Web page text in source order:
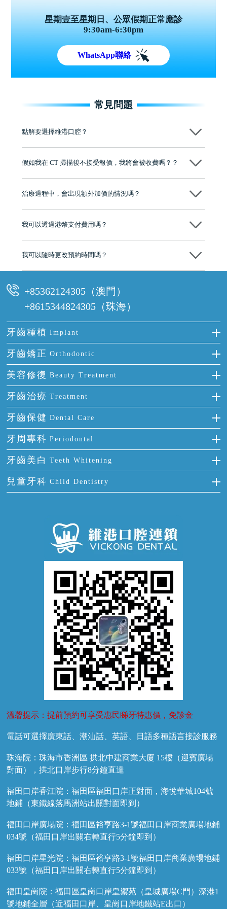
星期壹至星期日、公眾假期正常應診
9:30am-6:30pm
WhatsApp聯絡
常見問題
點解要選擇維港口腔？
維港口腔踐行「醫道濟世」的大學校訓，各分院匯聚來自香港、內地的
牌」、「2025香港企業領袖品牌」，是諾貝爾種植系統全球放心植牙中
至今已服務超過三十個國家和地區的顧客，受到粵港澳大灣區及周邊城
市市民極高的口碑評價及信任推薦 珠海、深圳設有八大分院，香港亦設
有咨詢及服務保障中心，有任何問題都可以隨時預約免費咨詢，讓人十
假如我在 CT 掃描後不接受報價，我將會被收費嗎？？
治療過程中，會出現額外加價的情況嗎？
我可以透過港幣支付費用嗎？
我可以隨時更改預約時間嗎？
可以，請盡早通過wechat或whatsapp聯絡我們，告知我們你原本預約的
+85362124305（澳門）
+8615344824305（珠海）
牙齒種植 Implant
種牙
單顆牙缺失
門牙缺失
多顆牙缺失
半口缺失
全口缺失
牙齒矯正 Orthodontic
隱形箍牙
前牙反頜
牙齒擁擠
牙齒前突
牙齒稀疏
美容修復 Beauty Treatment
全瓷牙
烤瓷牙
氟斑牙
四環素牙
活動假牙
牙貼面
牙齒治療 Treatment
補牙
智齒
根管治療
拔牙
牙痛
牙齒保健 Dental Care
正確刷牙
全國愛牙日
預防牙病
牙科通識
牙周專科 Periodontal
牙周炎
牙齦出血
牙齦炎
牙齦萎縮
牙齒美白 Teeth Whitening
冷光美白
兒童牙科 Child Dentistry
溫馨提示：提前預約可享受惠民睇牙特惠價，免診金
電話可選擇廣東話、潮汕話、英語、日語多種語言接診服務
珠海院：珠海市香洲區 拱北中建商業大廈 15樓（迎賓廣場
對面），拱北口岸步行8分鐘直達
福田口岸香江院：福田區福田口岸正對面，海悅華城104號
地鋪（東鐵線落馬洲站出關對面即到）
福田口岸廣場院：福田區裕亨路3-1號福田口岸商業廣場地鋪
034號（福田口岸出關右轉直行5分鐘即到）
福田口岸星光院：福田區裕亨路3-1號福田口岸商業廣場地鋪
033號（福田口岸出關右轉直行5分鐘即到）
福田皇崗院：福田區皇崗口岸皇禦苑（皇城廣場C門）深港1
號地鋪全層（近福田口岸、皇崗口岸地鐵站E出口）